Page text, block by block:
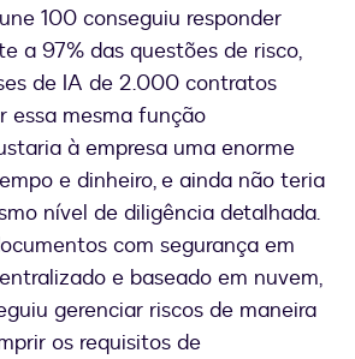
100 conseguiu responder
a 97% das questões de risco,
de IA de 2.000 contratos
essa mesma função
à empresa uma enorme
e dinheiro, e ainda não teria
nível de diligência detalhada.
com segurança em
e baseado em nuvem,
gerenciar riscos de maneira
os requisitos de